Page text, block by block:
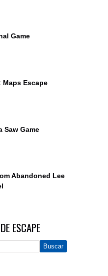
Game
Maps Escape
Saw Game
Abandoned Lee
ESCAPE